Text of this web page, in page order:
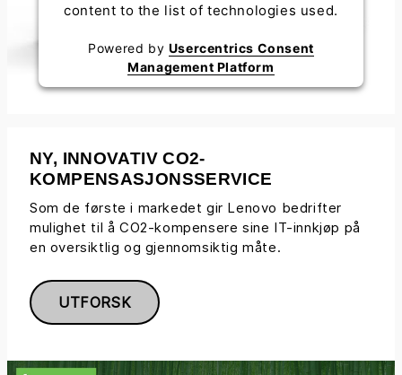
content to the list of technologies used.
Powered by Usercentrics Consent
Management Platform
NY, INNOVATIV CO2-
KOMPENSASJONSSERVICE
Som de første i markedet gir Lenovo bedrifter
mulighet til å CO2-kompensere sine IT-innkjøp på
en oversiktlig og gjennomsiktig måte.
UTFORSK